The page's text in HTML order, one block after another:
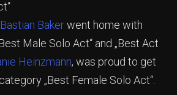
Bastian Bakerwent home with
Male Solo Act“ and „Best Act
Heinzmann, was proud to get
„Best Female Solo Act“.